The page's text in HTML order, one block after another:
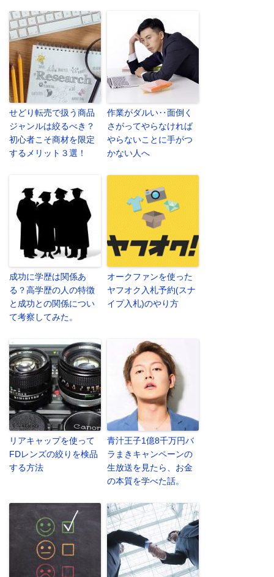
せどり転売で扱う商品
ジャンルは絞るべき？
初心者こそ商材を限定
するメリット３選！
作業がダルい‥面倒く
さがってやらなければ
やらないことに手がつ
かない人へ
成功に学歴は関係あ
る？高学歴の人の特徴
と成功との関係につい
て考察してみた。
オークファンを使った
ヤフオク入札予約(スナ
イプ入札)のやり方
リアキャップを使って
FDレンズの絞りを検品
する方法
青汁王子1億8千万円バ
ラまきキャンペーンの
生放送を見たら、お金
の本質を学べた話。